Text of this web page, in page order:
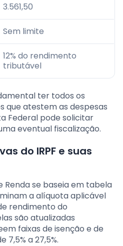
3.561,50
Sem limite
12% do rendimento
tributável
ter todos os
que atestem as despesas
Federal pode solicitar
eventual fiscalização.
do IRPF e suas
Renda se baseia em tabela
a alíquota aplicável
rendimento do
são atualizadas
faixas de isenção e de
a 27,5%.